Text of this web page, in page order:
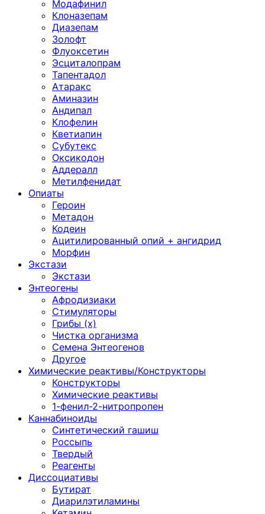
Модафинил
Клоназепам
Диазепам
Золофт
Флуоксетин
Эсциталопрам
Тапентадол
Атаракс
Аминазин
Андипал
Клофелин
Кветиапин
Субутекс
Оксикодон
Аддералл
Метилфенидат
Опиаты
Героин
Метадон
Кодеин
Ацитилированный опий + ангидрид
Морфин
Экстази
Экстази
Энтеогены
Афродизиаки
Стимуляторы
Грибы (х)
Чистка организма
Семена Энтеогенов
Другое
Химические реактивы/Конструкторы
Конструкторы
Химические реактивы
1-фенил-2-нитропропен
Каннабиноиды
Синтетический гашиш
Россыпь
Твердый
Реагенты
Диссоциативы
Бутират
Диарилэтиламины